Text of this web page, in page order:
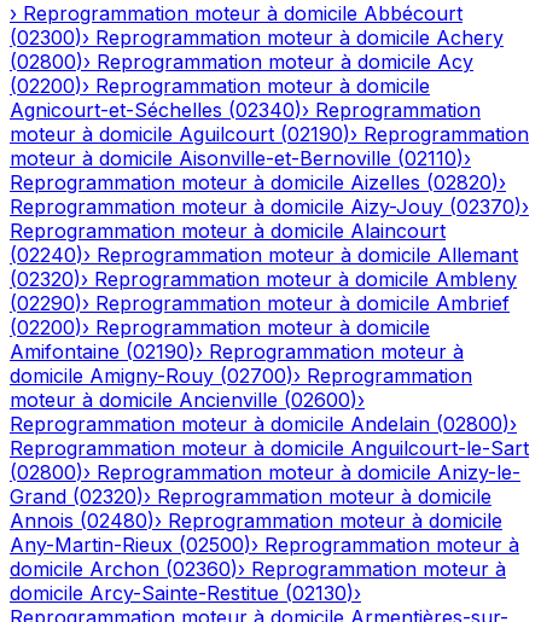
› Reprogrammation moteur à domicile Abbécourt
(02300)› Reprogrammation moteur à domicile Achery
(02800)› Reprogrammation moteur à domicile Acy
(02200)› Reprogrammation moteur à domicile
Agnicourt-et-Séchelles (02340)› Reprogrammation
moteur à domicile Aguilcourt (02190)› Reprogrammation
moteur à domicile Aisonville-et-Bernoville (02110)›
Reprogrammation moteur à domicile Aizelles (02820)›
Reprogrammation moteur à domicile Aizy-Jouy (02370)›
Reprogrammation moteur à domicile Alaincourt
(02240)› Reprogrammation moteur à domicile Allemant
(02320)› Reprogrammation moteur à domicile Ambleny
(02290)› Reprogrammation moteur à domicile Ambrief
(02200)› Reprogrammation moteur à domicile
Amifontaine (02190)› Reprogrammation moteur à
domicile Amigny-Rouy (02700)› Reprogrammation
moteur à domicile Ancienville (02600)›
Reprogrammation moteur à domicile Andelain (02800)›
Reprogrammation moteur à domicile Anguilcourt-le-Sart
(02800)› Reprogrammation moteur à domicile Anizy-le-
Grand (02320)› Reprogrammation moteur à domicile
Annois (02480)› Reprogrammation moteur à domicile
Any-Martin-Rieux (02500)› Reprogrammation moteur à
domicile Archon (02360)› Reprogrammation moteur à
domicile Arcy-Sainte-Restitue (02130)›